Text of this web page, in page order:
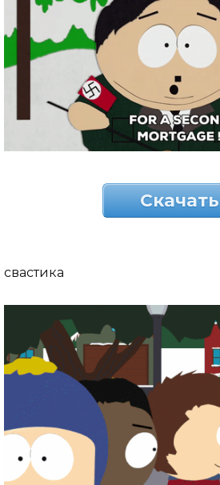
Скачать
свастика